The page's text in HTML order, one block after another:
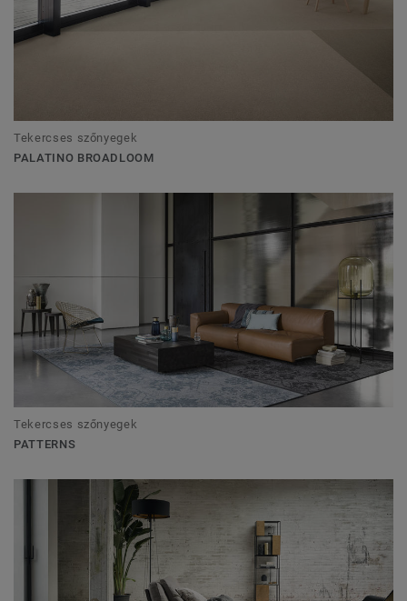
Tekercses szőnyegek
PALATINO BROADLOOM
Tekercses szőnyegek
PATTERNS